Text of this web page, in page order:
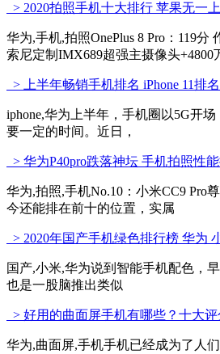
> 2020拍照手机十大排行 苹果无一
华为,手机,拍照OnePlus 8 Pro：119
索尼定制IMX689超强主摄像头+4800
> 上半年畅销手机排名 iPhone 11排名
iphone,华为上半年，手机圈以5G开
要一定的时间。近日，
> 华为P40pro跌落神坛 手机拍照性
华为,拍照,手机No.10：小米CC9 Pro
今还能排在前十的位置，实属
> 2020年国产手机绿色排行榜 华为
国产,小米,华为说到智能手机配色，
也是一股脑推出类似
> 好用的曲面屏手机有哪些？十大
华为,曲面屏,手机手机已经成为了人